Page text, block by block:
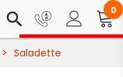
search 0
Saladette